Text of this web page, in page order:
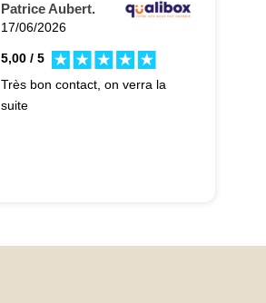
Patrice Aubert.
17/06/2026
5,00 / 5
Très bon contact, on verra la
suite